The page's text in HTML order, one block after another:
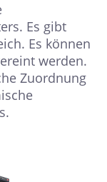
Es gibt
Es können
werden.
Zuordnung